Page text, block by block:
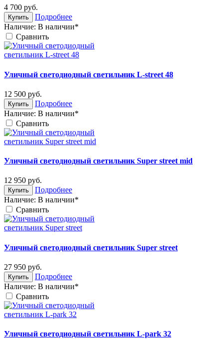
4 700 руб.
Купить
Подробнее
Наличие: В наличии*
Cравнить
Уличный светодиодный светильник L-street 48
12 500 руб.
Купить
Подробнее
Наличие: В наличии*
Cравнить
Уличный светодиодный светильник Super street mid
12 950 руб.
Купить
Подробнее
Наличие: В наличии*
Cравнить
Уличный светодиодный светильник Super street
27 950 руб.
Купить
Подробнее
Наличие: В наличии*
Cравнить
Уличный светодиодный светильник L-park 32